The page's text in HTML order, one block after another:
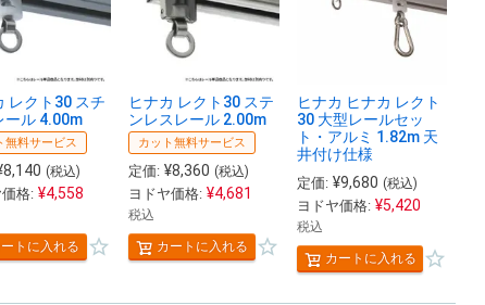
レクト30 スチ
ール 4.00m
無料サービス
8,140 (税込)
格: ¥4,558
トに入れる
ヒナカ レクト30 ステ
ンレスレール 2.00m
カット無料サービス
定価: ¥8,360 (税込)
ヨドヤ価格: ¥4,681
税込
カートに入れる
ヒナカ ヒナカ レクト
30 大型レールセッ
ト・アルミ 1.82m 天
井付け仕様
定価: ¥9,680 (税込)
ヨドヤ価格: ¥5,420
税込
カートに入れる